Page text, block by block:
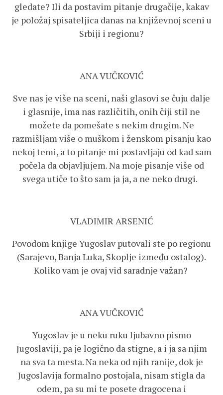
gledate? Ili da postavim pitanje drugačije, kakav
je položaj spisateljica danas na književnoj sceni u
Srbiji i regionu?
ANA VUČKOVIĆ
Sve nas je više na sceni, naši glasovi se čuju dalje
i glasnije, ima nas različitih, onih čiji stil ne
možete da pomešate s nekim drugim. Ne
razmišljam više o muškom i ženskom pisanju kao
nekoj temi, a to pitanje mi postavljaju od kad sam
počela da objavljujem. Na moje pisanje više od
svega utiče to što sam ja ja, a ne neko drugi.
VLADIMIR ARSENIĆ
Povodom knjige Yugoslav putovali ste po regionu
(Sarajevo, Banja Luka, Skoplje između ostalog).
Koliko vam je ovaj vid saradnje važan?
ANA VUČKOVIĆ
Yugoslav je u neku ruku ljubavno pismo
Jugoslaviji, pa je logično da stigne, a i ja sa njim
na sva ta mesta. Na neka od njih ranije, dok je
Jugoslavija formalno postojala, nisam stigla da
odem, pa su mi te posete dragocena i